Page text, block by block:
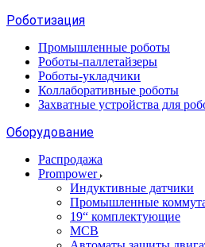
Роботизация
Промышленные роботы
Роботы-паллетайзеры
Роботы-укладчики
Коллаборативные роботы
Захватные устройства для
Оборудование
Распродажа
Prompower
Индуктивные датчики
Промышленные
19“ комплектующие
MCB